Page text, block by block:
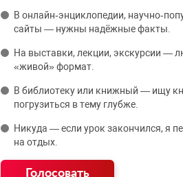
В онлайн‑энциклопедии,
сайты — нужны надёжные факты.
На выставки, лекции, экскурсии —
«живой» формат.
В библиотеку или книжный — ищу
погрузиться в тему глубже.
Никуда — если урок закончился, я
на отдых.